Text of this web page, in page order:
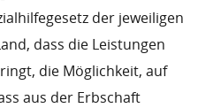
der jeweiligen
dass die Leistungen
die Möglichkeit, auf
aus der Erbschaft